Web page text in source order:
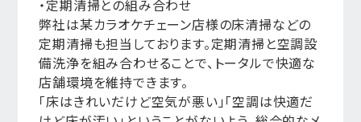
・定期清掃との組み合わせ
弊社は某カラオケチェーン店様の床清掃などの
定期清掃も担当しております。定期清掃と空調設
備洗浄を組み合わせることで、トータルで快適な
店舗環境を維持できます。
「床はきれいだけど空気が悪い」「空調は快適だ